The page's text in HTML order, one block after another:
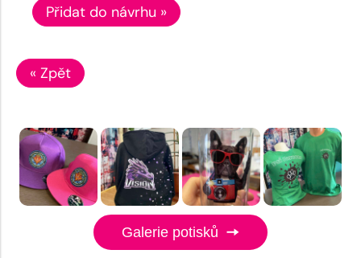
Přidat do návrhu »
« Zpět
Galerie potisků